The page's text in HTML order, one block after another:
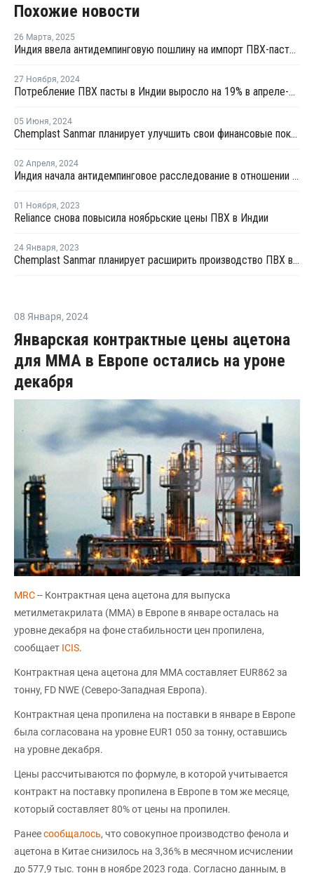
Похожие новости
26 Марта, 2025
Индия ввела антидемпинговую пошлину на импорт ПВХ-пасты из Китая и пяти других стран
27 Ноября, 2024
Потребление ПВХ пасты в Индии выросло на 19% в апреле-сентябре
05 Июня, 2024
Chemplast Sanmar планирует улучшить свои финансовые показатели после введения пошлины на ПВХ
02 Апреля, 2024
Индия начала антидемпинговое расследование в отношении импорта ПВХ
01 Ноября, 2023
Reliance снова повысила ноябрьские цены ПВХ в Индии
24 Января, 2023
Chemplast Sanmar планирует расширить производство ПВХ в Индии
08 Января, 2024
Январская контрактные цены ацетона
для ММА в Европе остались на уроне
декабря
MRC-- Контрактная цена ацетона для выпуска
метилметакрилата (ММА) в Европе в январе осталась на
уровне декабря на фоне стабильности цен пропилена,
сообщает ICIS.
Контрактная цена ацетона для MMA составляет EUR862 за
тонну, FD NWE (Северо-Западная Европа).
Контрактная цена пропилена на поставки в январе в Европе
была согласована на уровне EUR1 050 за тонну, оставшись
на уровне декабря.
Цены рассчитываются по формуле, в которой учитывается
контракт на поставку пропилена в Европе в том же месяце,
который составляет 80% от цены на пропилен.
Ранеесообщалось, что совокупное производство фенола и
ацетона в Китае снизилось на 3,36% в месячном исчислении
до 577,9 тыс. тонн в ноябре 2023 года. Согласно данным, в